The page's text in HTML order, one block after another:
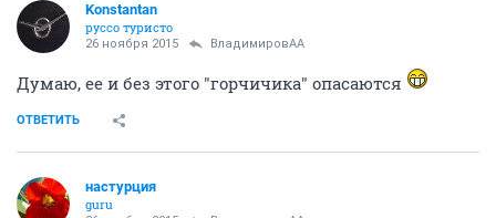
Konstantan
руссо туристо
26 ноября 2015 ВладимировАА
Думаю, ее и без этого "горчичика" опасаются
ОТВЕТИТЬ
настурция
guru